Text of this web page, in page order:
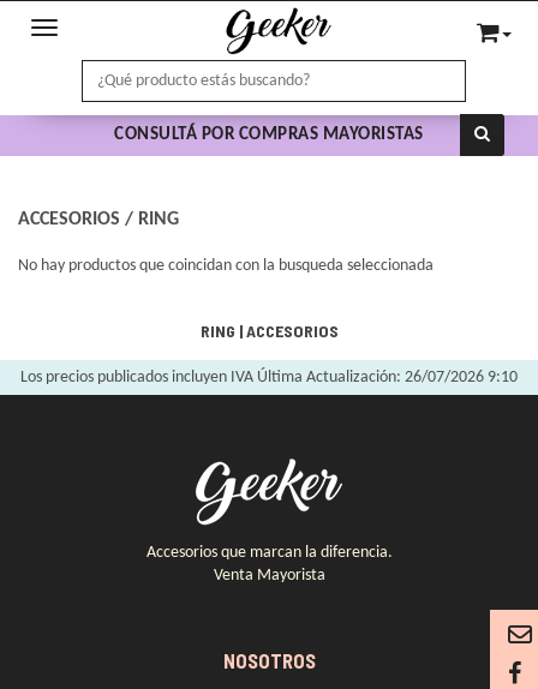
Toggle navigation
CONSULTÁ POR COMPRAS MAYORISTAS
ACCESORIOS / RING
No hay productos que coincidan con la busqueda seleccionada
RING |ACCESORIOS
Los precios publicados incluyen IVA Última Actualización: 26/07/2026 9:10
Accesorios que marcan la diferencia.
Venta Mayorista
NOSOTROS